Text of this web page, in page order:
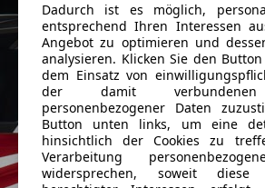
Dadurch ist es möglich,
entsprechend Ihren Interessen
Angebot zu optimieren und
analysieren. Klicken Sie den
dem Einsatz von
der damit verbundenen
personenbezogener Daten
Button unten links, um eine
hinsichtlich der Cookies zu
Verarbeitung
widersprechen, soweit